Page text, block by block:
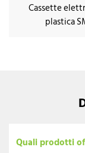
Cassette
plastica
Quali prodotti